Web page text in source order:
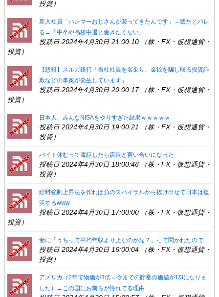
投資）
新入社員「ハンマーおじさんが襲ってきたんです」→嘘だとバレ
る→「中卒や高校中退と働きたくない」
投稿日 2024年4月30日 21:00:10 （株・FX・仮想通貨・
投資）
【悲報】スルガ銀行「当社社員を名乗り、金銭を騙し取る投資詐
欺などの事案が発生しています」
投稿日 2024年4月30日 20:00:17 （株・FX・仮想通貨・
投資）
日本人、みんなNISAをやりすぎた結果ｗｗｗｗｗ
投稿日 2024年4月30日 19:00:21 （株・FX・仮想通貨・
投資）
バイト休むって電話したら店長と言い合いになった
投稿日 2024年4月30日 18:00:48 （株・FX・仮想通貨・
投資）
給料強制上昇法を作れば負のスパイラルから抜け出せて日本は復
活するwww
投稿日 2024年4月30日 17:00:00 （株・FX・仮想通貨・
投資）
妻に「うちって平均年収より上なのかな？」って聞かれたので
投稿日 2024年4月30日 16:00:04 （株・FX・仮想通貨・
投資）
アメリカ（2年で物価が3倍＝今までの貯蓄の価値が1/3になりま
した）←この国にお前らが憧れてる理由